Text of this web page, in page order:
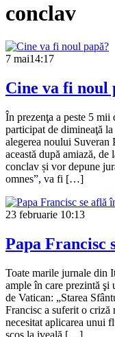
conclav
7 mai14:17
Cine va fi noul
În prezenţa a peste 5
participat de dimineaţă
alegerea noului Suveran
această după amiază,
conclav și vor depune
omnes”, va fi […]
23 februarie 10:13
Papa Francisc
Toate marile jurnale din
ample în care prezintă
de Vatican: „Starea
Francisc a suferit o criză
necesitat aplicarea unui
scos la iveală […]